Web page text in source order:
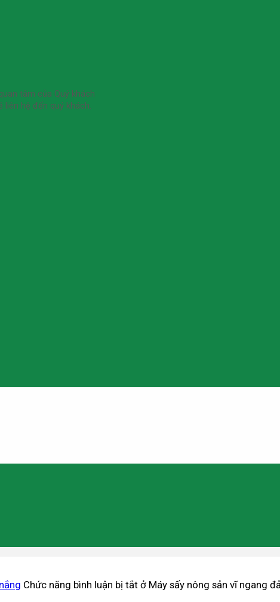
tâm của Quý khách
liên hệ đến quý khách.
Chức năng bình luận bị tắt ở Máy sấy nông sản vĩ ngang